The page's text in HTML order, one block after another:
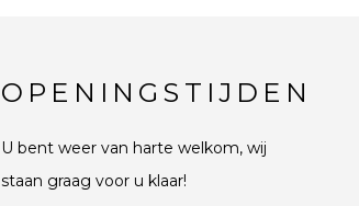
OPENINGSTIJDEN
U bent weer van harte welkom, wij
staan graag voor u klaar!